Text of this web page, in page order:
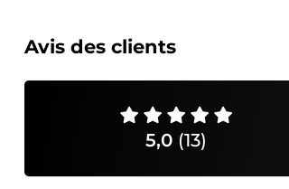
Avis des clients
5,0 (13)